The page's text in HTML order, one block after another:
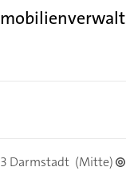
Darmstadt (Mitte)